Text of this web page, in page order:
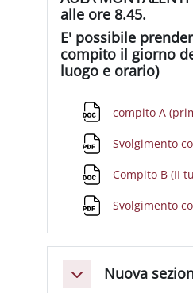
alle ore 8.45.
E' possibile
compito il giorno
luogo e orario)
compito A
Svolgimento
Compito B (II
Svolgimento
Minimizza
Nuova